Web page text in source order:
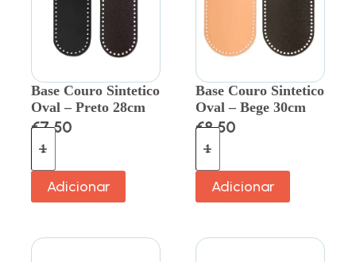
Base Couro Sintetico
Oval – Preto 28cm
€7.50
Adicionar
Base Couro Sintetico
Oval – Bege 30cm
€8.50
Adicionar